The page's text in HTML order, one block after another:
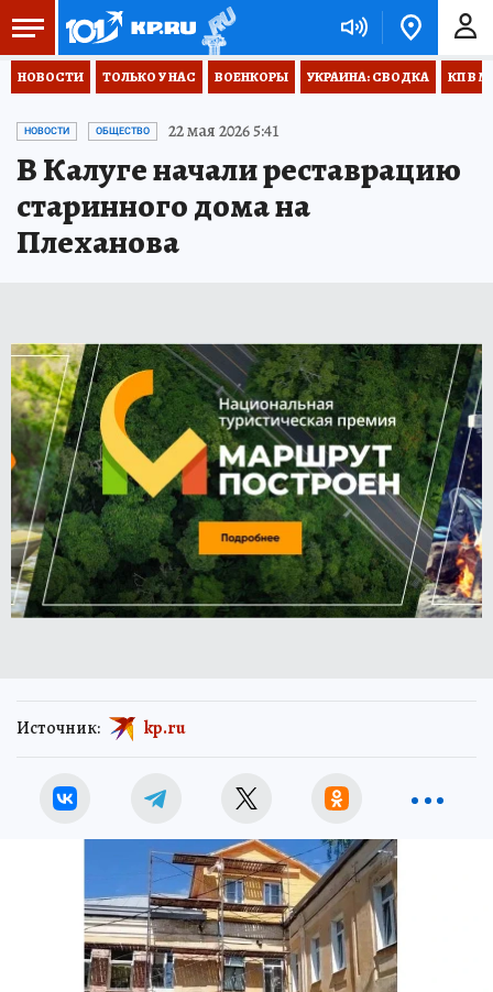
НОВОСТИ ТОЛЬКО У НАС ВОЕНКОРЫ УКРАИНА: СВОДКА КП В
НОВОСТИ ОБЩЕСТВО 22 мая 2026 5:41
В Калуге начали реставрацию
старинного дома на
Плеханова
Источник: kp.ru